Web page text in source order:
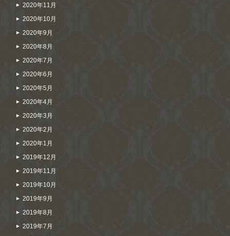
2020年11月
2020年10月
2020年9月
2020年8月
2020年7月
2020年6月
2020年5月
2020年4月
2020年3月
2020年2月
2020年1月
2019年12月
2019年11月
2019年10月
2019年9月
2019年8月
2019年7月